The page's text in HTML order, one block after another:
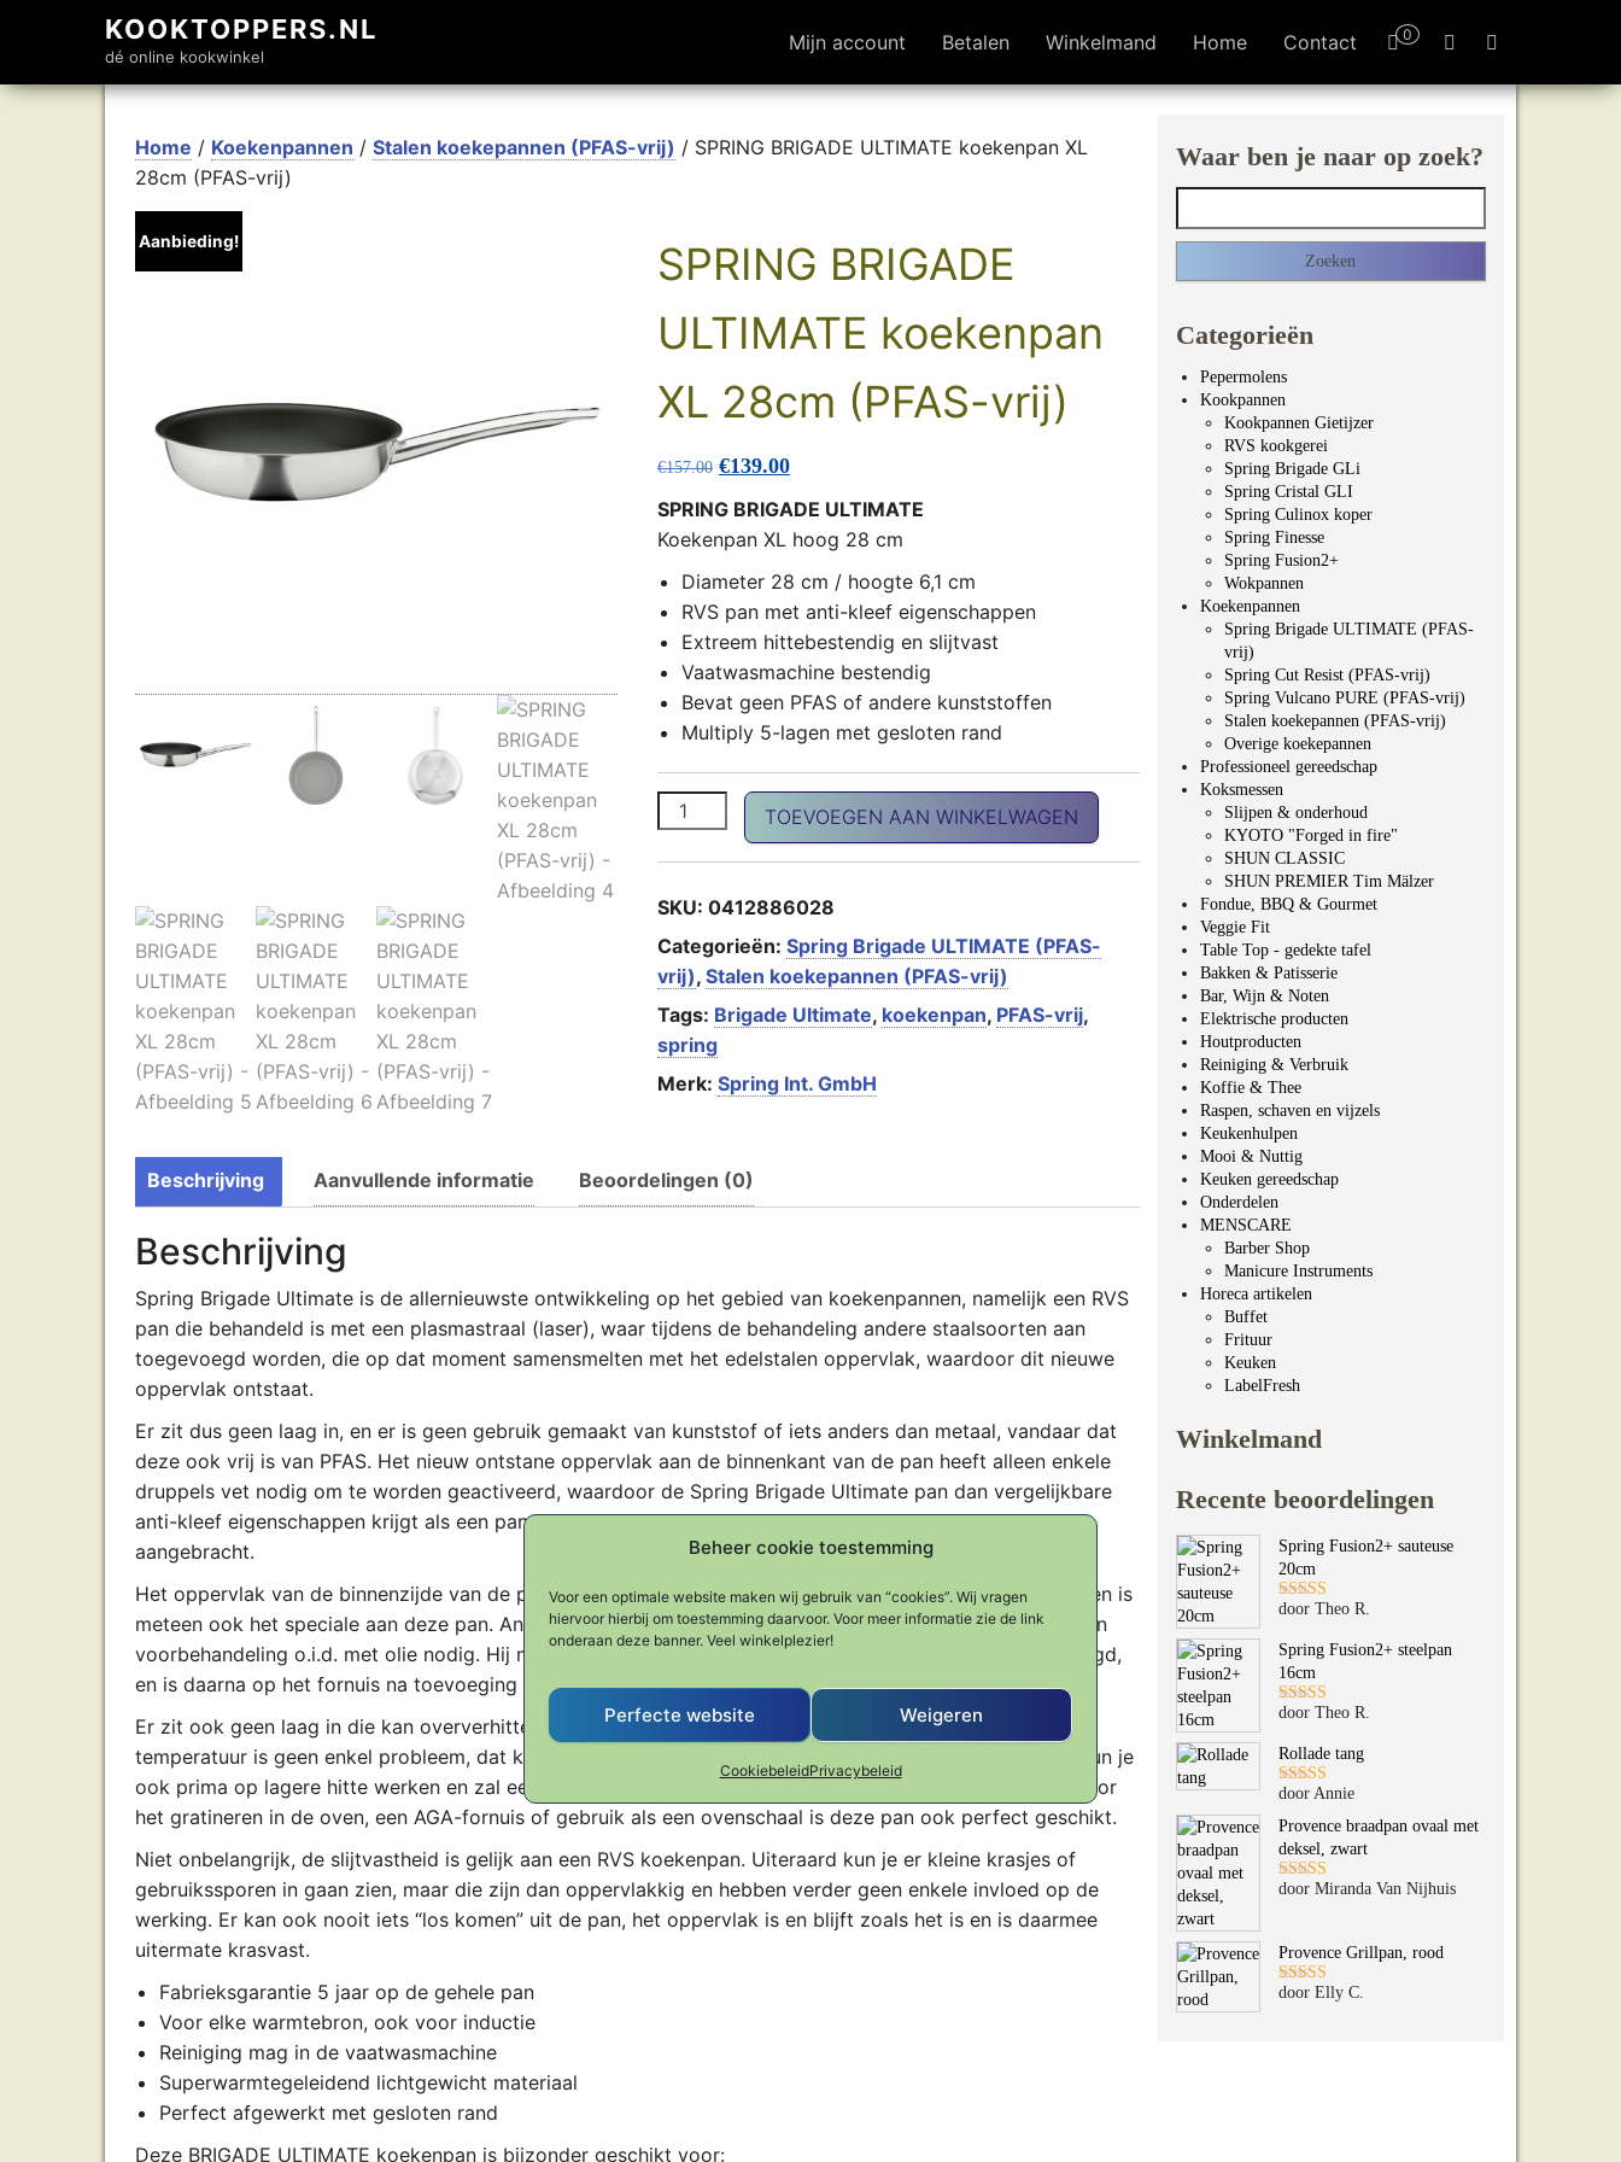
Beheer cookie toestemming
Voor een optimale website maken wij gebruik van “cookies”. Wij vragen
hiervoor hierbij om toestemming daarvoor. Voor meer informatie zie de link
onderaan deze banner. Veel winkelplezier!
Perfecte website Weigeren
CookiebeleidPrivacybeleid
KOOKTOPPERS.NL
dé online kookwinkel
0
Mijn account Betalen Winkelmand Home Contact
Home / Koekenpannen / Stalen koekepannen (PFAS-vrij) / SPRING BRIGADE ULTIMATE koekenpan XL
28cm (PFAS-vrij)
Aanbieding!
SPRING BRIGADE
ULTIMATE koekenpan
XL 28cm (PFAS-vrij)
€157.00 Oorspronkelijke prijs was: €157.00.
€139.00Huidige prijs is: €139.00.
SPRING BRIGADE ULTIMATE
Koekenpan XL hoog 28 cm
Diameter 28 cm / hoogte 6,1 cm
RVS pan met anti-kleef eigenschappen
Extreem hittebestendig en slijtvast
Vaatwasmachine bestendig
Bevat geen PFAS of andere kunststoffen
Multiply 5-lagen met gesloten rand
SPRING BRIGADE ULTIMATE koekenpan XL 28cm (PFAS-vrij) aantal
TOEVOEGEN AAN WINKELWAGEN
SKU: 0412886028
Categorieën: Spring Brigade ULTIMATE (PFAS-
vrij), Stalen koekepannen (PFAS-vrij)
Tags: Brigade Ultimate, koekenpan, PFAS-vrij,
spring
Merk: Spring Int. GmbH
Beschrijving Aanvullende informatie Beoordelingen (0)
Beschrijving
Spring Brigade Ultimate is de allernieuwste ontwikkeling op het gebied van koekenpannen, namelijk een RVS
pan die behandeld is met een plasmastraal (laser), waar tijdens de behandeling andere staalsoorten aan
toegevoegd worden, die op dat moment samensmelten met het edelstalen oppervlak, waardoor dit nieuwe
oppervlak ontstaat.
Er zit dus geen laag in, en er is geen gebruik gemaakt van kunststof of iets anders dan metaal, vandaar dat
deze ook vrij is van PFAS. Het nieuw ontstane oppervlak aan de binnenkant van de pan heeft alleen enkele
druppels vet nodig om te worden geactiveerd, waardoor de Spring Brigade Ultimate pan dan vergelijkbare
anti-kleef eigenschappen krijgt als een pan waar op de traditionele manier een anti-kleeflaag in is
aangebracht.
Het oppervlak van de binnenzijde van de pan is minder glad dan onbehandeld RVS, dat is ook voelbaar, en is
meteen ook het speciale aan deze pan. Anders dan een normale RVS koekenpan heeft het oppervlak geen
voorbehandeling o.i.d. met olie nodig. Hij mag gewoon met sop of in de vaatwasmachine worden gereinigd,
en is daarna op het fornuis na toevoeging van enkele druppels olie (of ander vet) meteen gebruiksklaar.
Er zit ook geen laag in die kan oververhitten, dus het dichtschroeien van een stukje vlees op hoge
temperatuur is geen enkel probleem, dat kan op dezelfde manier als in een RVS koekenpan. Daarnaast kun je
ook prima op lagere hitte werken en zal een eitje of stukje vis perfect gebakken zijn op medium hitte. Voor
het gratineren in de oven, een AGA-fornuis of gebruik als een ovenschaal is deze pan ook perfect geschikt.
Niet onbelangrijk, de slijtvastheid is gelijk aan een RVS koekenpan. Uiteraard kun je er kleine krasjes of
gebruikssporen in gaan zien, maar die zijn dan oppervlakkig en hebben verder geen enkele invloed op de
werking. Er kan ook nooit iets “los komen” uit de pan, het oppervlak is en blijft zoals het is en is daarmee
uitermate krasvast.
Fabrieksgarantie 5 jaar op de gehele pan
Voor elke warmtebron, ook voor inductie
Reiniging mag in de vaatwasmachine
Superwarmtegeleidend lichtgewicht materiaal
Perfect afgewerkt met gesloten rand
Deze BRIGADE ULTIMATE koekenpan is bijzonder geschikt voor:
Waar ben je naar op zoek?
Categorieën
Pepermolens
Kookpannen
Kookpannen Gietijzer
RVS kookgerei
Spring Brigade GLi
Spring Cristal GLI
Spring Culinox koper
Spring Finesse
Spring Fusion2+
Wokpannen
Koekenpannen
Spring Brigade ULTIMATE (PFAS-
vrij)
Spring Cut Resist (PFAS-vrij)
Spring Vulcano PURE (PFAS-vrij)
Stalen koekepannen (PFAS-vrij)
Overige koekepannen
Professioneel gereedschap
Koksmessen
Slijpen & onderhoud
KYOTO "Forged in fire"
SHUN CLASSIC
SHUN PREMIER Tim Mälzer
Fondue, BBQ & Gourmet
Veggie Fit
Table Top - gedekte tafel
Bakken & Patisserie
Bar, Wijn & Noten
Elektrische producten
Houtproducten
Reiniging & Verbruik
Koffie & Thee
Raspen, schaven en vijzels
Keukenhulpen
Mooi & Nuttig
Keuken gereedschap
Onderdelen
MENSCARE
Barber Shop
Manicure Instruments
Horeca artikelen
Buffet
Frituur
Keuken
LabelFresh
Winkelmand
Recente beoordelingen
Spring Fusion2+ sauteuse
20cm
Gewaardeerd
door Theo R.
Spring Fusion2+ steelpan
16cm
Gewaardeerd
door Theo R.
Rollade tang
Gewaardeerd
5uit 5
door Annie
Provence braadpan ovaal met
deksel, zwart
Gewaardeerd
door Miranda Van Nijhuis
Provence Grillpan, rood
Gewaardeerd
door Elly C.